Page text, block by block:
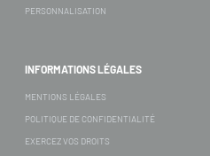
PERSONNALISATION
INFORMATIONS LÉGALES
MENTIONS LÉGALES
POLITIQUE DE CONFIDENTIALITÉ
EXERCEZ VOS DROITS